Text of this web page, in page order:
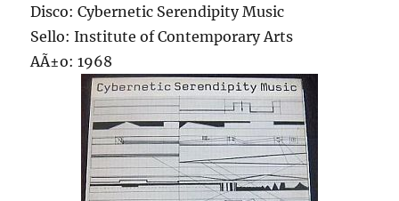
Disco: Cybernetic Serendipity Music
Sello: Institute of Contemporary Arts
AÃ±o: 1968